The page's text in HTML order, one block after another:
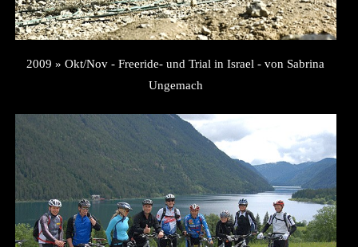
2009 » Okt/Nov - Freeride- und Trial in Israel - von Sabrina
Ungemach